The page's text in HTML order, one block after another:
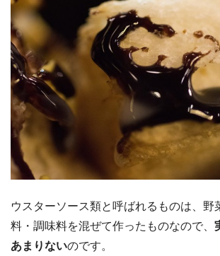
ウスターソース類と呼ばれるものは、野
料・調味料を混ぜて作ったものなので、
あまりないのです。